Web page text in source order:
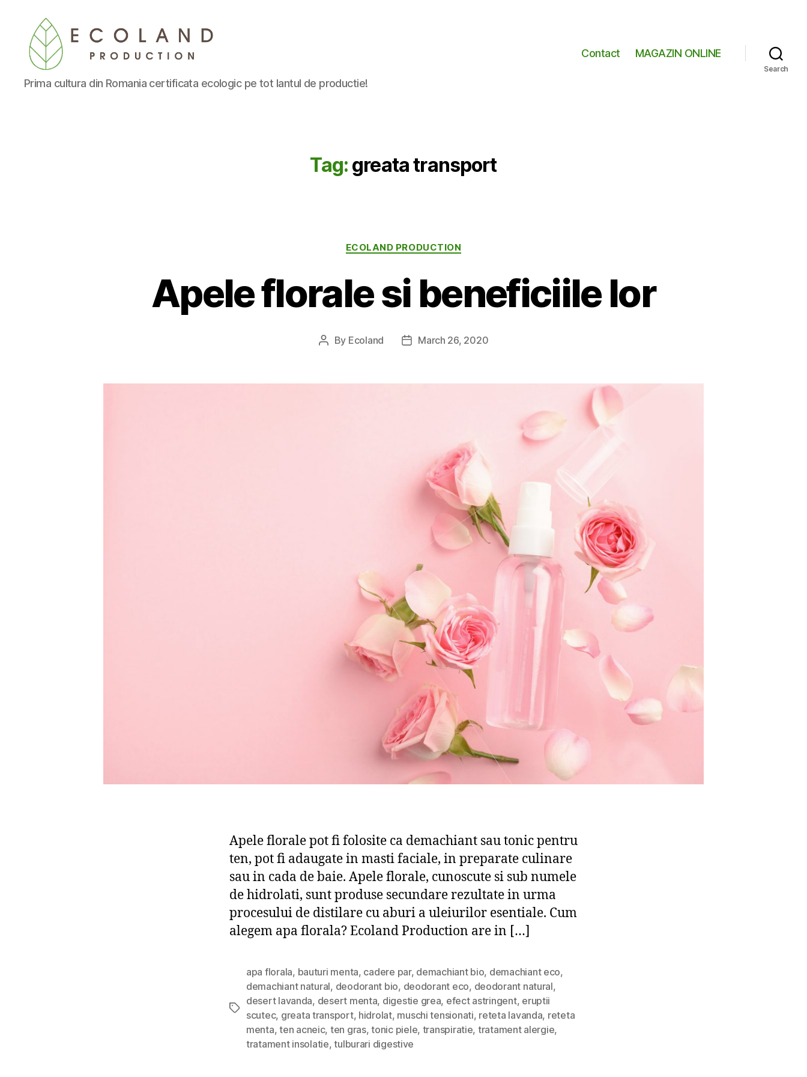
Ecoland
Production
Prima cultura din Romania certificata ecologic pe tot lantul de productie!
Contact MAGAZIN ONLINE
Search
Tag: greata transport
Categories
ECOLAND PRODUCTION
Apele florale si beneficiile lor
Post
By Ecoland
PostMarch 26, 2020
Apele florale pot fi folosite ca demachiant sau tonic pentru
ten, pot fi adaugate in masti faciale, in preparate culinare
sau in cada de baie. Apele florale, cunoscute si sub numele
de hidrolati, sunt produse secundare rezultate in urma
procesului de distilare cu aburi a uleiurilor esentiale. Cum
alegem apa florala? Ecoland Production are in […]
Tags
apa florala, bauturi menta, cadere par, demachiant bio, demachiant eco,
demachiant natural, deodorant bio, deodorant eco, deodorant natural,
desert lavanda, desert menta, digestie grea, efect astringent, eruptii
scutec, greata transport, hidrolat, muschi tensionati, reteta lavanda, reteta
menta,ten acneic, ten gras,tonic piele, transpiratie, tratament alergie,
tratament insolatie,tulburari digestive